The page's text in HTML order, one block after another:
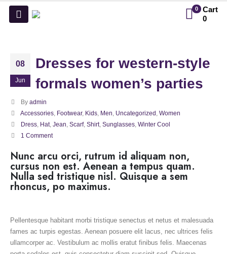
0
Cart
0
08
Jun
Dresses for western-style
formals women’s parties
By admin
Accessories, Footwear, Kids, Men Uncategorized Women
Dress, Hat, Jean Scarf, Shirt, Sunglasses, Winter Cool
1 Comment
Nunc arcu orci, rutrum id aliquam non,
cursus non est. Aenean a tempus quam.
Nulla sed tristique nisl. Quisque a sem
rhoncus, po maximus.
Pellentesque habitant morbi tristique senectus et netus et malesuada
fames ac turpis egestas. Aenean posuere elit lacus, nec ultrices felis
ullamcorper ac. Vestibulum ac mollis eratut finibus felis. Maecenas